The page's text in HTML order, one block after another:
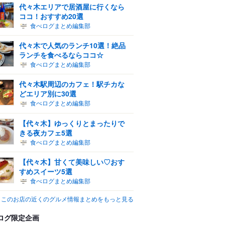
代々木エリアで居酒屋に行くなら
ココ！おすすめ20選
食べログまとめ編集部
代々木で人気のランチ10選！絶品
ランチを食べるならココ☆
食べログまとめ編集部
代々木駅周辺のカフェ！駅チカな
どエリア別に30選
食べログまとめ編集部
【代々木】ゆっくりとまったりで
きる夜カフェ5選
食べログまとめ編集部
【代々木】甘くて美味しい♡おす
すめスイーツ5選
食べログまとめ編集部
このお店の近くのグルメ情報まとめをもっと見る
グ限定企画